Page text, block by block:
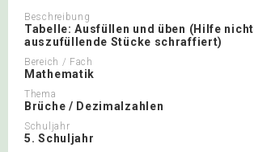
Beschreibung
Tabelle: Ausfüllen und üben (Hilfe nicht
auszufüllende Stücke schraffiert)
Bereich / Fach
Mathematik
Thema
Brüche / Dezimalzahlen
Schuljahr
5. Schuljahr